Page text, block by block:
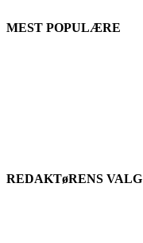
MEST POPULÆRE
REDAKTøRENS VALG